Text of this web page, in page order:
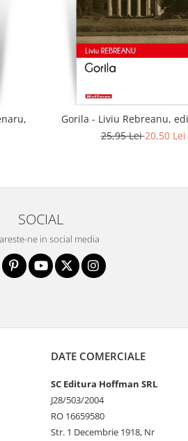
Gorila - Liviu Rebreanu,
25,95 Lei20,50 Lei
SOCIAL
ne in social media
DATE COMERCIALE
SC Editura Hoffman SRL
J28/503/2004
RO 16659580
Str. 1 Decembrie 1918, Nr